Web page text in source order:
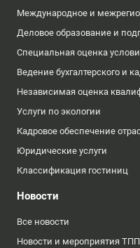
Международное и
Деловое образование и
Специальная оценка
Ведение бухгалтерского и
Независимая оценка
Услуги по экологии
Кадровое обеспечение
Юридические услуги
Классификация гостиниц
Новости
Все новости
Новости и мероприятия ТПП